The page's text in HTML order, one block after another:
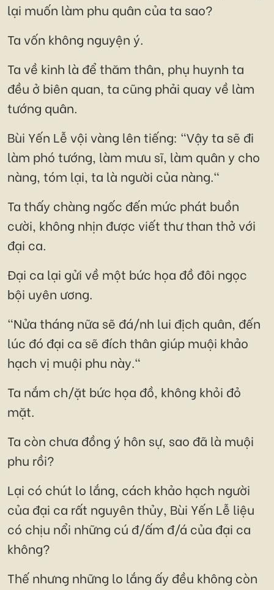
lại muốn làm phu quân của ta sao?
Ta vốn không nguyện ý.
Ta về kinh là để thăm thân, phụ huynh ta
đều ở biên quan, ta cũng phải quay về làm
tướng quân.
Bùi Yến Lễ vội vàng lên tiếng: "Vậy ta sẽ đi
làm phó tướng, làm mưu sĩ, làm quân y cho
nàng, tóm lại, ta là người của nàng."
Ta thấy chàng ngốc đến mức phát buồn
cười, không nhịn được viết thư than thở với
đại ca.
Đại ca lại gửi về một bức họa đồ đôi ngọc
bội uyên ương.
"Nửa tháng nữa sẽ đá/nh lui địch quân, đến
lúc đó đại ca sẽ đích thân giúp muội khảo
hạch vị muội phu này."
Ta nắm ch/ặt bức họa đồ, không khỏi đỏ
mặt.
Ta còn chưa đồng ý hôn sự, sao đã là muội
phu rồi?
Lại có chút lo lắng, cách khảo hạch người
của đại ca rất nguyên thủy, Bùi Yến Lễ liệu
có chịu nổi những cú đ/ấm đ/á của đại ca
không?
Thế nhưng những lo lắng ấy đều không còn